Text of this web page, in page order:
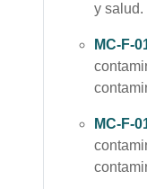
y salud.
MC-F-
MC-F-